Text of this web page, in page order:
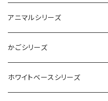
レッド
スィートライラック
フルーティオレンジ
コスモピンク
プリンセスピンク
ラメ
ソーダーブルー
レモンフィズ
折り鶴
イエロー
レッド
干支猪
アニマルシリーズ
花うさぎ
ホワイトブルー
ベアポット
かごシリーズ
トロピカルかご
ホワイトベースシリーズ